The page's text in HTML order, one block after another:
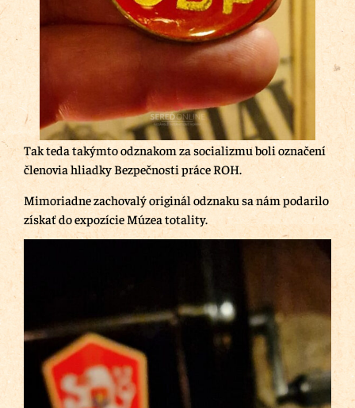
Tak teda takýmto odznakom za socializmu boli označení
členovia hliadky Bezpečnosti práce ROH.
Mimoriadne zachovalý originál odznaku sa nám podarilo
získať do expozície Múzea totality.